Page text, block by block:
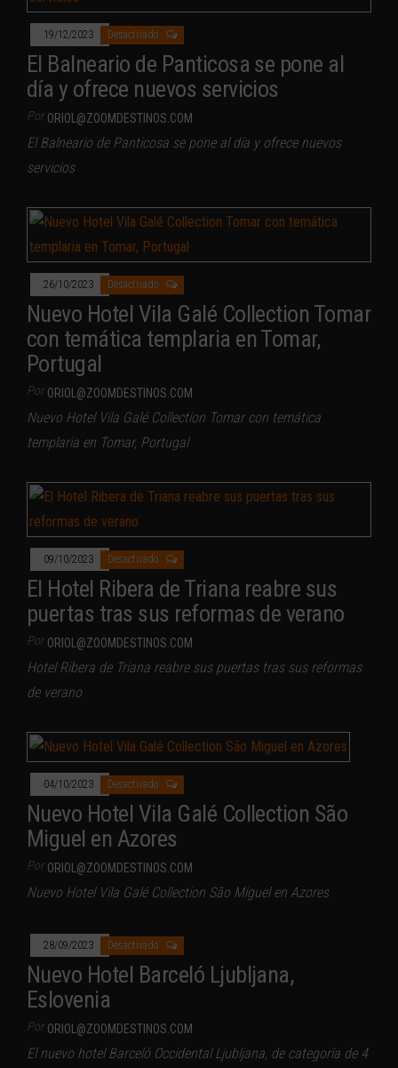
19/12/2023 Desactivado
El Balneario de Panticosa se pone al
día y ofrece nuevos servicios
Por ORIOL@ZOOMDESTINOS.COM
El Balneario de Panticosa se pone al día y ofrece nuevos
servicios
26/10/2023 Desactivado
Nuevo Hotel Vila Galé Collection Tomar
con temática templaria en Tomar,
Portugal
Por ORIOL@ZOOMDESTINOS.COM
Nuevo Hotel Vila Galé Collection Tomar con temática
templaria en Tomar, Portugal
09/10/2023 Desactivado
El Hotel Ribera de Triana reabre sus
puertas tras sus reformas de verano
Por ORIOL@ZOOMDESTINOS.COM
Hotel Ribera de Triana reabre sus puertas tras sus reformas
de verano
04/10/2023 Desactivado
Nuevo Hotel Vila Galé Collection São
Miguel en Azores
Por ORIOL@ZOOMDESTINOS.COM
Nuevo Hotel Vila Galé Collection São Miguel en Azores
28/09/2023 Desactivado
Nuevo Hotel Barceló Ljubljana,
Eslovenia
Por ORIOL@ZOOMDESTINOS.COM
El nuevo hotel Barceló Occidental Ljubljana, de categoría de 4